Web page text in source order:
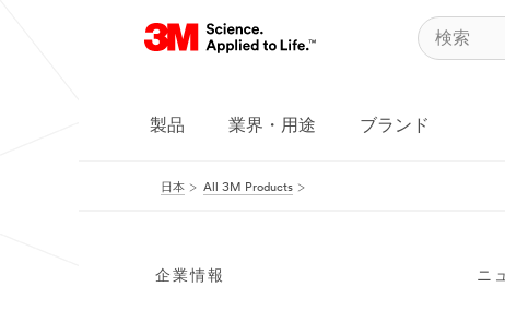
製品 業界・用途 ブランド
日本 All 3M Products
企業情報 ニ